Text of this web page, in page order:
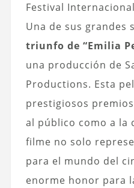
Festival
Una de sus grandes
triunfo de “Emilia
una producción de
Productions. Esta
prestigiosos
al público como a la
filme no solo
para el mundo del
enorme honor para